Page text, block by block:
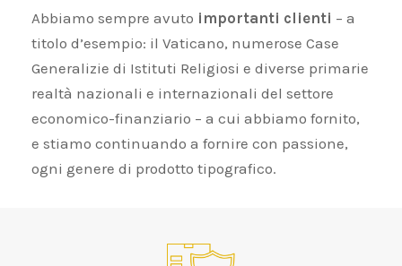
Abbiamo sempre avuto importanti clienti – a
titolo d’esempio: il Vaticano, numerose Case
Generalizie di Istituti Religiosi e diverse primarie
realtà nazionali e internazionali del settore
economico-finanziario – a cui abbiamo fornito,
e stiamo continuando a fornire con passione,
ogni genere di prodotto tipografico.